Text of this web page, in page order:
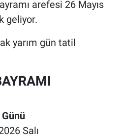
arefesi 26 Mayıs
geliyor.
yarım gün tatil
Salı